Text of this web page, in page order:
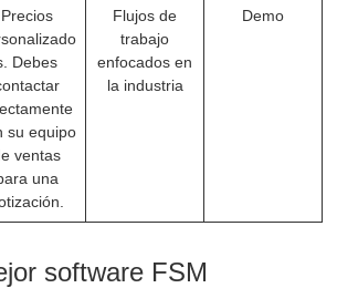
Precios
Debes
su equipo
ventas
una
Flujos de
trabajo
enfocados en
la industria
Demo
software FSM